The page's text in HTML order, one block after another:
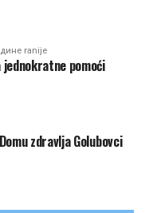
ranije
pomoći
zdravlja Golubovci